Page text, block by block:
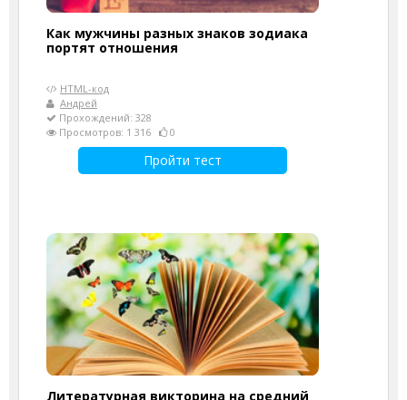
Как мужчины разных знаков зодиака
портят отношения
HTML-код
Андрей
Прохождений: 328
Просмотров: 1 316
0
Пройти тест
Литературная викторина на средний